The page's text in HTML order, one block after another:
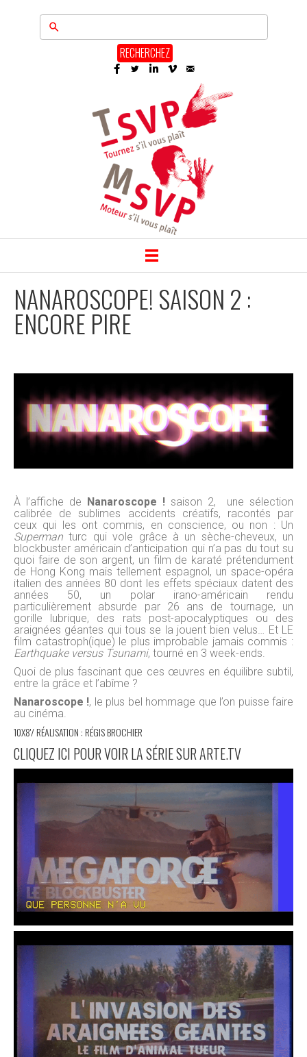
RECHERCHEZ
NANAROSCOPE! SAISON 2 :
ENCORE PIRE
À l’affiche de Nanaroscope ! saison 2, une sélection
calibrée de sublimes accidents créatifs, racontés par
ceux qui les ont commis, en conscience, ou non : Un
Superman turc qui vole grâce à un sèche-cheveux, un
blockbuster américain d’anticipation qui n’a pas du tout su
quoi faire de son argent, un film de karaté prétendument
de Hong Kong mais tellement espagnol, un space-opéra
italien des années 80 dont les effets spéciaux datent des
années 50, un polar irano-américain rendu
particulièrement absurde par 26 ans de tournage, un
gorille lubrique, des rats post-apocalyptiques ou des
araignées géantes qui tous se la jouent bien velus… Et LE
film catastroph(ique) le plus improbable jamais commis :
Earthquake versus Tsunami, tourné en 3 week-ends.
Quoi de plus fascinant que ces œuvres en équilibre subtil,
entre la grâce et l’abîme ?
Nanaroscope !, le plus bel hommage que l’on puisse faire
au cinéma.
10X8'/ RÉALISATION : RÉGIS BROCHIER
CLIQUEZ ICI POUR VOIR LA SÉRIE SUR ARTE.TV